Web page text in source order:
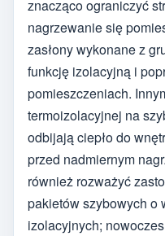
znacząco ograniczyć
nagrzewanie się
zasłony wykonane z
funkcję izolacyjną i
pomieszczeniach.
termoizolacyjnej na
odbijają ciepło do
przed nadmiernym
również rozważyć
pakietów szybowych o
izolacyjnych;